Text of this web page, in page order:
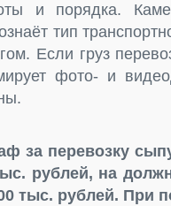
и порядка.
тип
Если груз
фото- и
за перевозку
рублей, на
тыс. рублей. При